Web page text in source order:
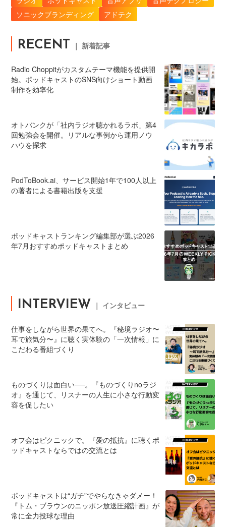
ソニックブランディング
アドテク
RECENT ｜ 新着記事
Radio Choppitがカスタムテーマ機能を提供開
始。ポッドキャストのSNS向けショート動画
制作を効率化
オトバンクが「社内ラジオ聴かれるラボ」第4
回勉強会を開催。リアルな事例から運用ノウ
ハウを探求
PodToBook.ai、サービス開始1年で100人以上
の著者による書籍出版を支援
ポッドキャストランキング編集部が選ぶ2026
年7月おすすめポッドキャストまとめ
INTERVIEW ｜ インタビュー
仕事をしながら世界の果てへ。『秘境ラジオ〜
耳で旅気分〜』に聴く実体験の「一次情報」に
こだわる番組づくり
ものづくりは面白い──。『ものづくりnoラジ
オ』を通じて、リスナーの人生に小さな行動変
容を促したい
オフ会はピクニックで。『愛の抵抗』に聴くポ
ッドキャストならではの交流とは
ポッドキャストは“ガチ”でやらなきゃダメー！
『トム・ブラウンのニッポン放送圧縮計画』が
常に全力投球な理由